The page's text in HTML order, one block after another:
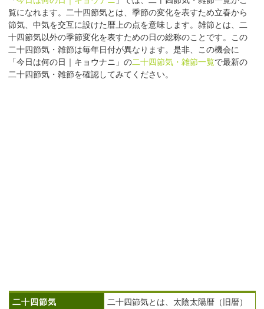
覧になれます。二十四節気とは、季節の変化を表すため立春から
節気、中気を交互に設けた暦上の点を意味します。雑節とは、二
十四節気以外の季節変化を表すための日の総称のことです。この
二十四節気・雑節は毎年日付が異なります。是非、この機会に
「今日は何の日｜キョウナニ」の二十四節気・雑節一覧で最新の
二十四節気・雑節を確認してみてください。
二十四節気
二十四節気とは、太陰太陽暦（旧暦）